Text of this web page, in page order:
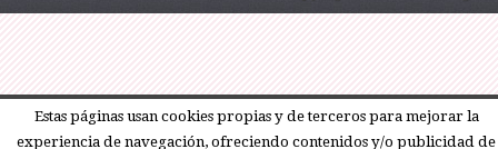
Estas páginas usan cookies propias y de terceros para mejorar la
experiencia de navegación, ofreciendo contenidos y/o publicidad de